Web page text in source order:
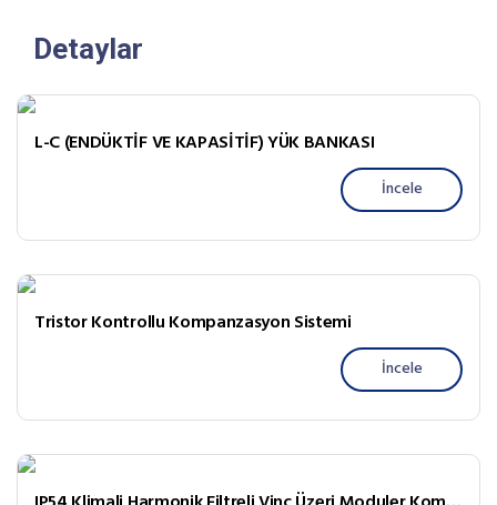
Detaylar
L-C (ENDÜKTİF VE KAPASİTİF) YÜK BANKASI
İncele
Tristor Kontrollu Kompanzasyon Sistemi
İncele